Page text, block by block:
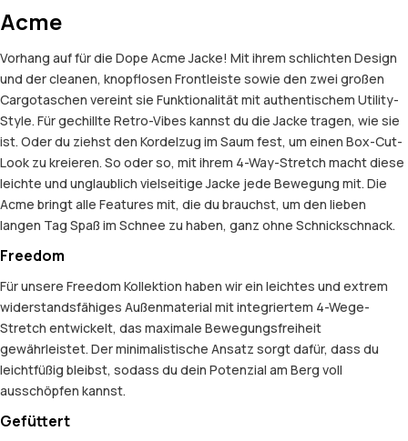
Acme
Vorhang auf für die Dope Acme Jacke! Mit ihrem schlichten Design
und der cleanen, knopflosen Frontleiste sowie den zwei großen
Cargotaschen vereint sie Funktionalität mit authentischem Utility-
Style. Für gechillte Retro-Vibes kannst du die Jacke tragen, wie sie
ist. Oder du ziehst den Kordelzug im Saum fest, um einen Box-Cut-
Look zu kreieren. So oder so, mit ihrem 4-Way-Stretch macht diese
leichte und unglaublich vielseitige Jacke jede Bewegung mit. Die
Acme bringt alle Features mit, die du brauchst, um den lieben
langen Tag Spaß im Schnee zu haben, ganz ohne Schnickschnack.
Freedom
Für unsere Freedom Kollektion haben wir ein leichtes und extrem
widerstandsfähiges Außenmaterial mit integriertem 4-Wege-
Stretch entwickelt, das maximale Bewegungsfreiheit
gewährleistet. Der minimalistische Ansatz sorgt dafür, dass du
leichtfüßig bleibst, sodass du dein Potenzial am Berg voll
ausschöpfen kannst.
Gefüttert